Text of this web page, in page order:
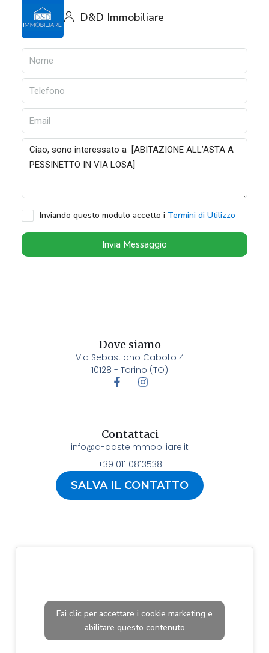
D&D Immobiliare
Inviando questo modulo accetto i Termini di Utilizzo
Invia Messaggio
Dove siamo
Via Sebastiano Caboto 4
10128 - Torino (TO)
Contattaci
info@d-dasteimmobiliare.it
+39 011 0813538
SALVA IL CONTATTO
Fai clic per accettare i cookie marketing e
abilitare questo contenuto